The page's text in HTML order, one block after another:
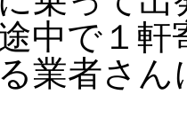
中で１軒
る業者さ